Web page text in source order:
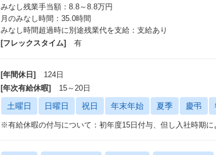
みなし残業手当額：8.8～8.8万円
月のみなし時間：35.0時間
みなし時間超過時に別途残業代を支給：支給あり
[フレックスタイム]
有
[年間休日]
124日
[年次有給休暇]
15～20日
土曜日 日曜日 祝日 年末年始 夏季 慶弔
※有給休暇の付与について：初年度15日付与、但し入社時期